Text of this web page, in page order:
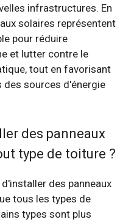
infrastructures. En
solaires représentent
pour réduire
et lutter contre le
tout en favorisant
des sources d'énergie
des panneaux
type de toiture ?
des panneaux
tous les types de
types sont plus